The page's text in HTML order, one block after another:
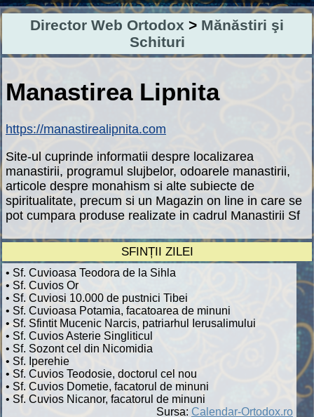
Director Web Ortodox > Mănăstiri şi
Schituri
Manastirea Lipnita
https://manastirealipnita.com
Site-ul cuprinde informatii despre localizarea
manastirii, programul slujbelor, odoarele manastirii,
articole despre monahism si alte subiecte de
spiritualitate, precum si un Magazin on line in care se
pot cumpara produse realizate in cadrul Manastirii Sf
SFINȚII ZILEI
• Sf. Cuvioasa Teodora de la Sihla
• Sf. Cuvios Or
• Sf. Cuviosi 10.000 de pustnici Tibei
• Sf. Cuvioasa Potamia, facatoarea de minuni
• Sf. Sfintit Mucenic Narcis, patriarhul Ierusalimului
• Sf. Cuvios Asterie Singliticul
• Sf. Sozont cel din Nicomidia
• Sf. Iperehie
• Sf. Cuvios Teodosie, doctorul cel nou
• Sf. Cuvios Dometie, facatorul de minuni
• Sf. Cuvios Nicanor, facatorul de minuni
Sursa: Calendar-Ortodox.ro